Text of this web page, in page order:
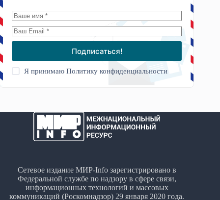
Подписаться!
Я принимаюПолитику конфиденциальности
Сетевое издание МИР-Info зарегистрировано в
Федеральной службе по надзору в сфере связи,
информационных технологий и массовых
коммуникаций (Роскомнадзор) 29 января 2020 года.